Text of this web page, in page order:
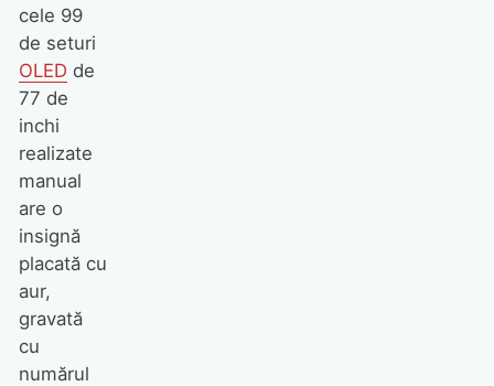
cele 99
de seturi
OLED de
77 de
inchi
realizate
manual
are o
insignă
placată cu
aur,
gravată
cu
numărul